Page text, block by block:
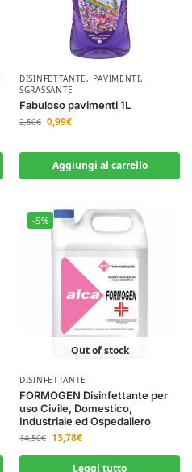
DISINFETTANTE, PAVIMENTI,
SGRASSANTE
Fabuloso pavimenti 1L
2,50€ 0,99€
Aggiungi al carrello
-5%
Out of stock
DISINFETTANTE
FORMOGEN Disinfettante per
uso Civile, Domestico,
Industriale ed Ospedaliero
14,50€ 13,78€
Leggi tutto